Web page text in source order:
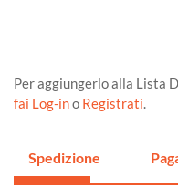
Per aggiungerlo alla Lista
fai Log-ino Registrati.
Spedizione